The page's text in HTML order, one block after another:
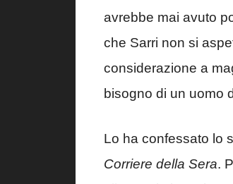
avrebbe mai avuto
che Sarri non si
considerazione a
bisogno di un uomo
Lo ha confessato lo
Corriere della Sera.